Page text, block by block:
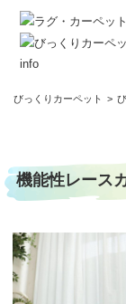
info
ツ
へ
びっくりカーペット
機能性レース